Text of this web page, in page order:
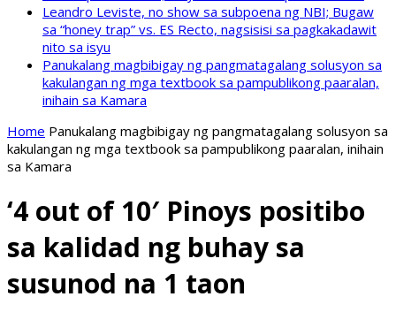
Leandro Leviste, no show sa subpoena ng NBI; Bugaw
sa “honey trap” vs. ES Recto, nagsisisi sa pagkakadawit
nito sa isyu
Panukalang magbibigay ng pangmatagalang solusyon sa
kakulangan ng mga textbook sa pampublikong paaralan,
inihain sa Kamara
Home Panukalang magbibigay ng pangmatagalang solusyon sa
kakulangan ng mga textbook sa pampublikong paaralan, inihain
sa Kamara
‘4 out of 10′ Pinoys positibo
sa kalidad ng buhay sa
susunod na 1 taon